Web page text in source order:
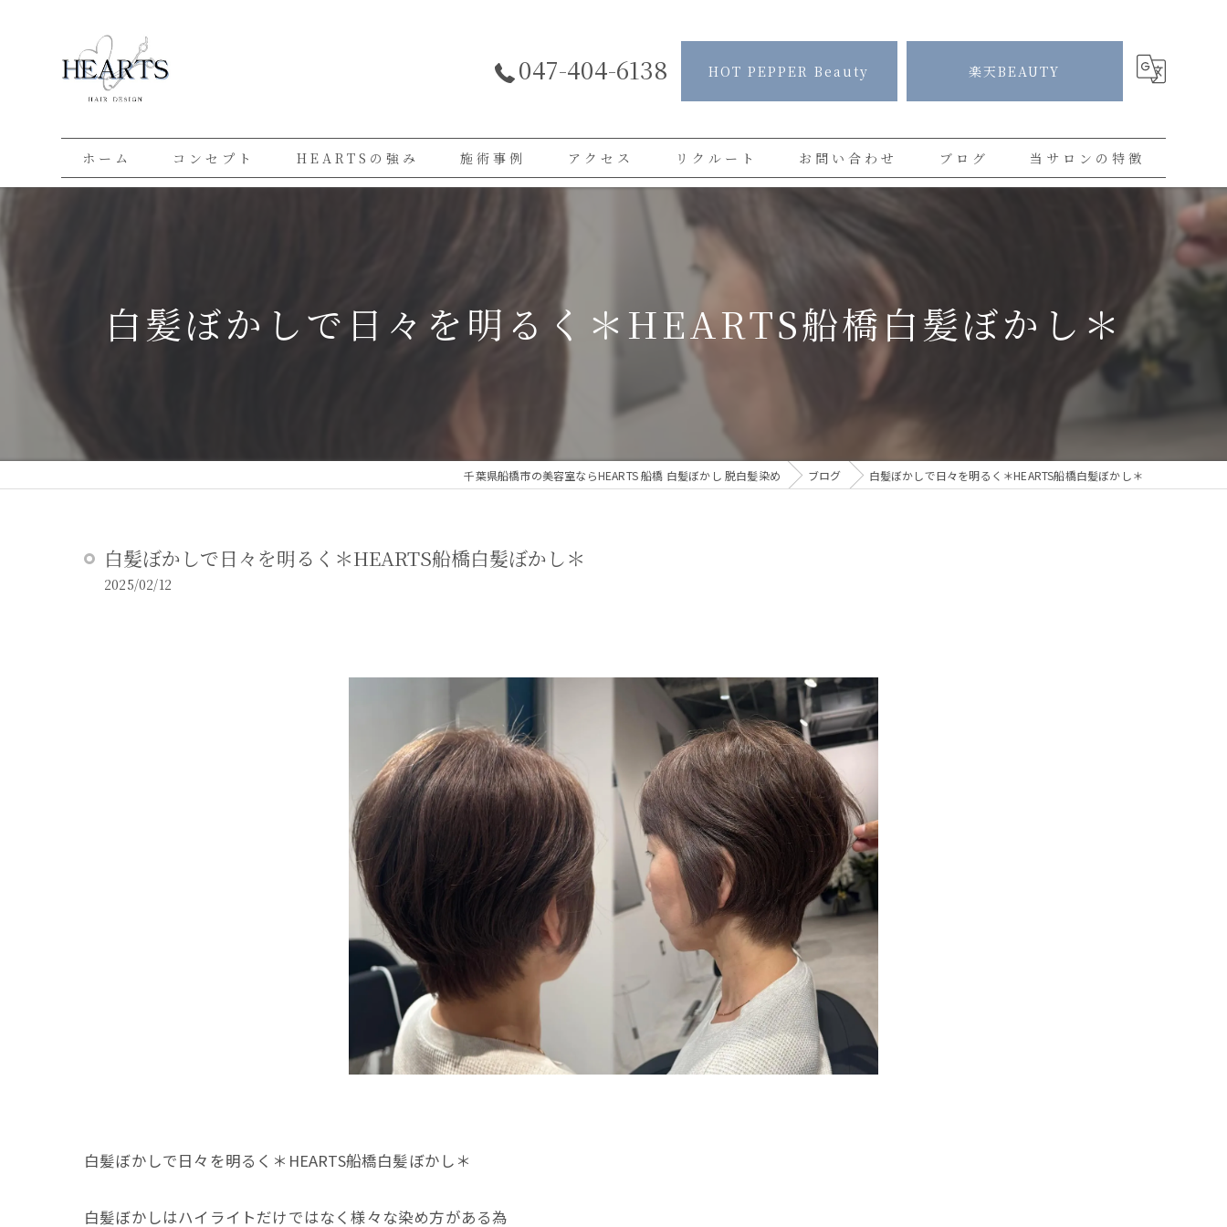
047-404-6138 HOT PEPPER Beauty 楽天BEAUTY
ホーム コンセプト HEARTSの強み 施術事例 アクセス リクルート お問い合わせ ブログ 当サロンの特徴
ハイライト
ショートカット
白髪ぼかしで日々を明るく＊HEARTS船橋白髪ぼかし＊
千葉県船橋市の美容室ならHEARTS 船橋 白髪ぼかし 脱白髪染め ブログ 白髪ぼかしで日々を明るく＊HEARTS船橋白髪ぼかし＊
白髪ぼかしで日々を明るく＊HEARTS船橋白髪ぼかし＊
2025/02/12
白髪ぼかしで日々を明るく＊HEARTS船橋白髪ぼかし＊
白髪ぼかしはハイライトだけではなく様々な染め方がある為